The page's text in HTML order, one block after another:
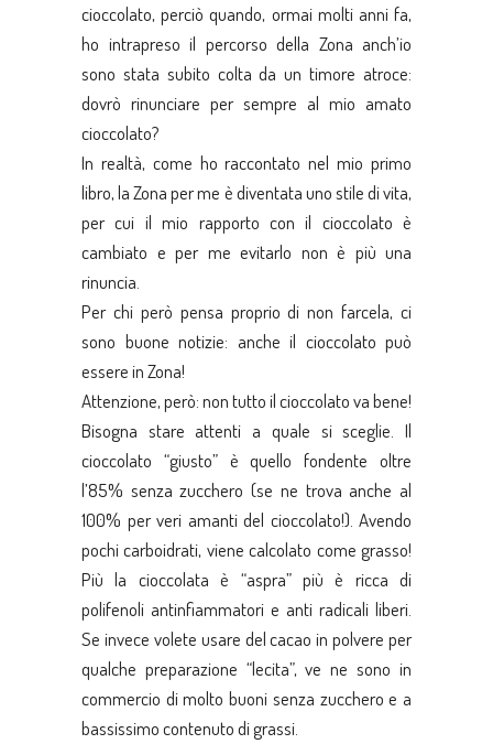
cioccolato, perciò quando, ormai molti anni fa,
ho intrapreso il percorso della Zona anch’io
sono stata subito colta da un timore atroce:
dovrò rinunciare per sempre al mio amato
cioccolato?
In realtà, come ho raccontato nelmio primo
libro, la Zona per me è diventata uno stile di vita,
per cui il mio rapporto con il cioccolato è
cambiato e per me evitarlo non è più una
rinuncia.
Per chi però pensa proprio di non farcela, ci
sono buone notizie: anche il cioccolato può
essere in Zona!
Attenzione, però: non tutto il cioccolato va bene!
Bisogna stare attenti a quale si sceglie. Il
cioccolato “giusto” è quello fondente oltre
l’85% senza zucchero (se ne trova anche al
100% per veri amanti del cioccolato!). Avendo
pochi carboidrati, viene calcolato come grasso!
Più la cioccolata è “aspra” più è ricca di
polifenoli antinfiammatori e anti radicali liberi.
Se invece volete usare del cacao in polvere per
qualche preparazione “lecita”, ve ne sono in
commercio di molto buoni senza zucchero e a
bassissimo contenuto di grassi.